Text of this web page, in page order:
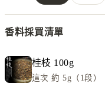
香料採買清單
桂枝 100g
這次約 5g（1段）